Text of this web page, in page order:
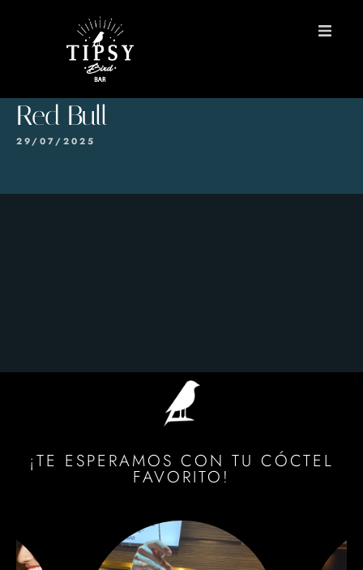
Red Bull
29/07/2025
¡TE ESPERAMOS CON TU CÓCTEL
FAVORITO!